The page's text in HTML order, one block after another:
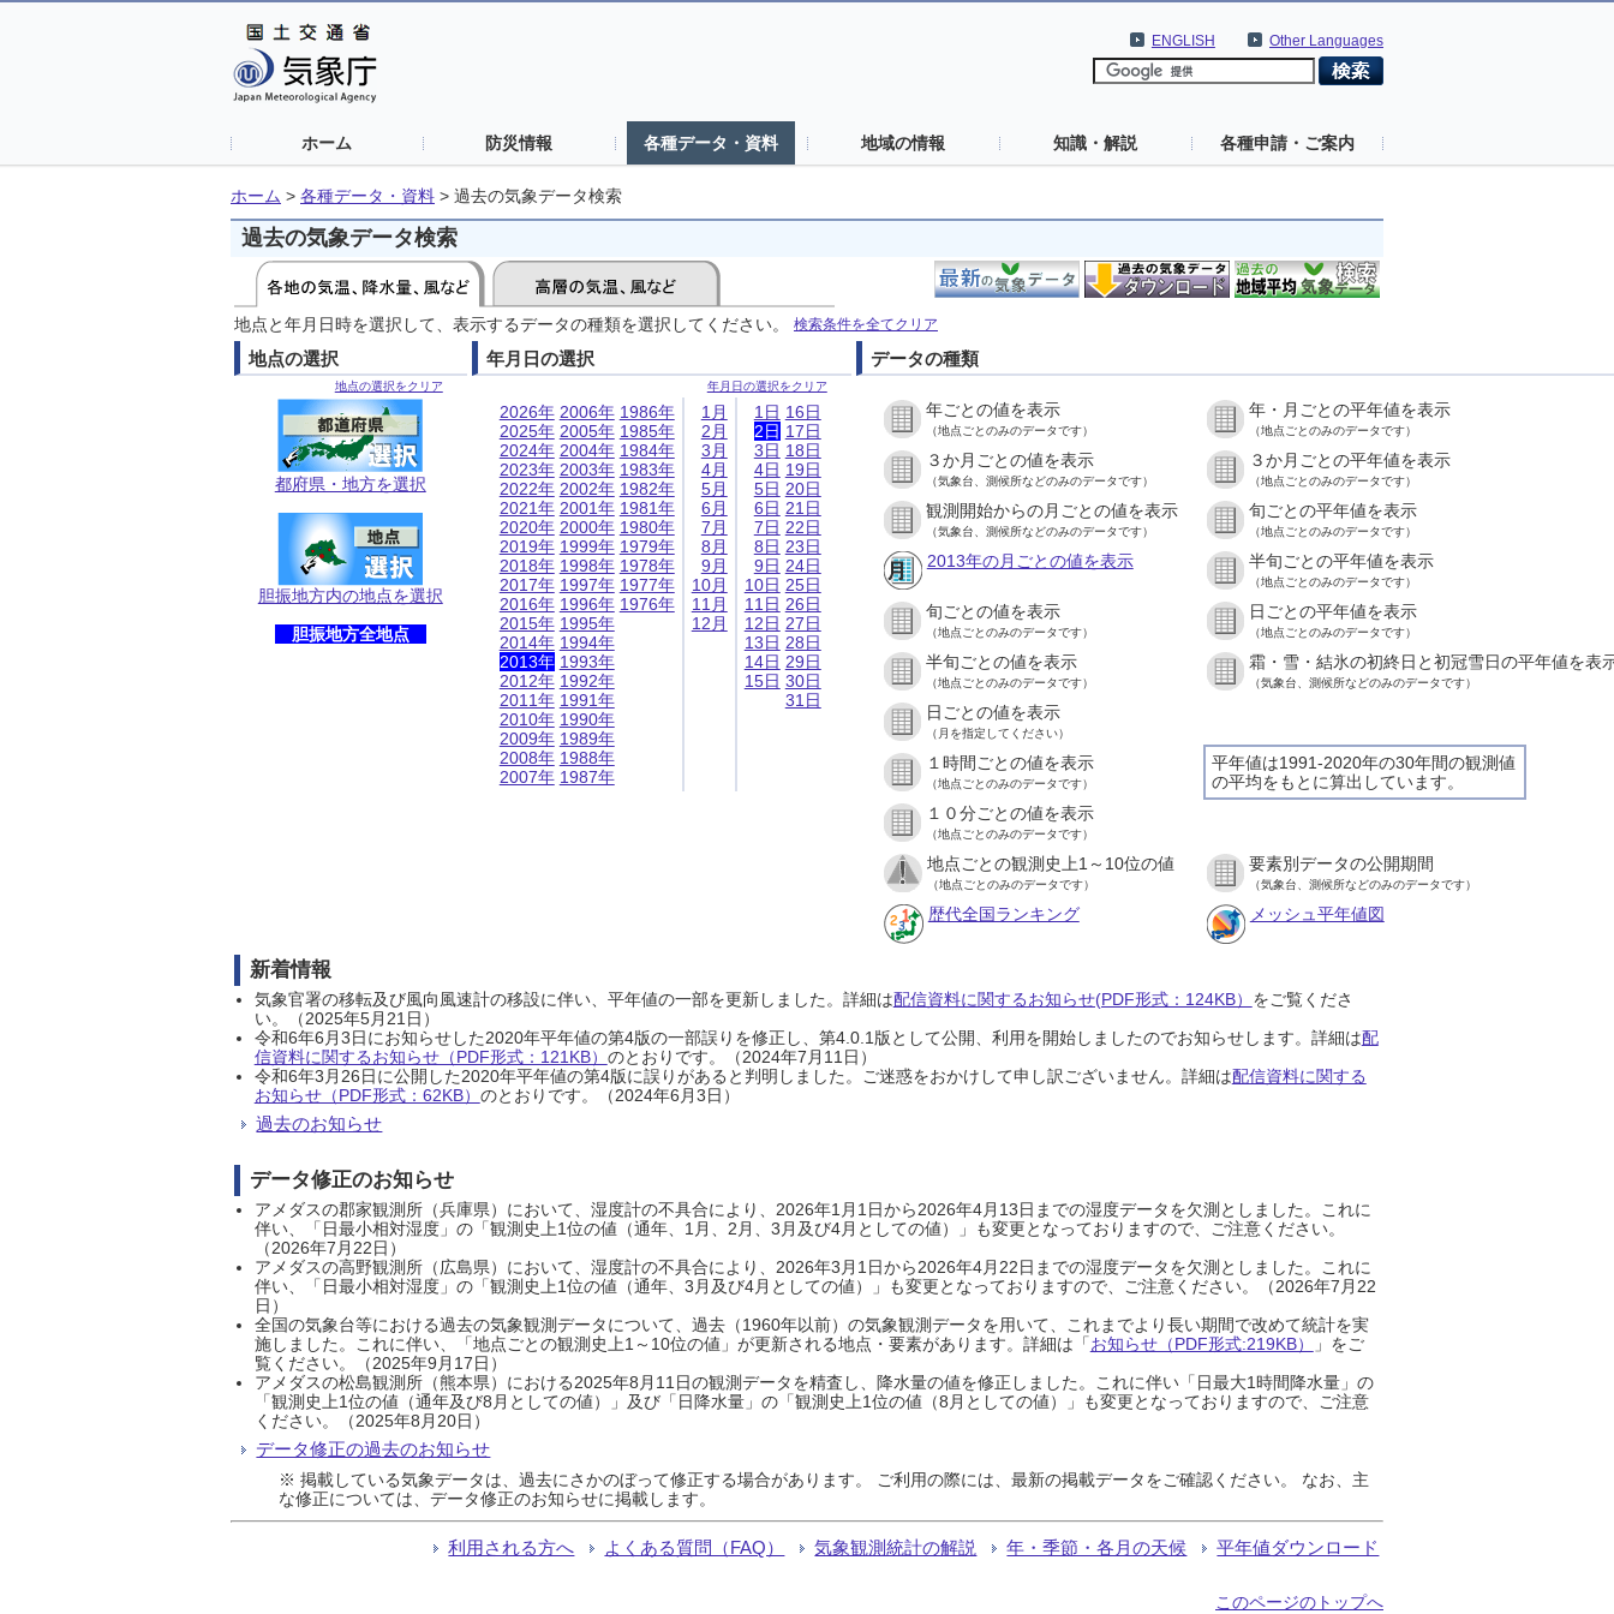
Other Languages
ENGLISH
ホーム 防災情報 各種データ・資料 地域の情報 知識・解説 各種申請・ご案内
ホーム > 各種データ・資料 > 過去の気象データ検索
過去の気象データ検索
地点と年月日時を選択して、表示するデータの種類を選択してください。 検索条件を全てクリア
地点の選択
地点の選択をクリア
都府県・地方を選択
胆振地方内の地点を選択
胆振地方全地点
年月日の選択
年月日の選択をクリア
2026年
2025年
2024年
2023年
2022年
2021年
2020年
2019年
2018年
2017年
2016年
2015年
2014年
2013年
2012年
2011年
2010年
2009年
2008年
2007年
2006年
2005年
2004年
2003年
2002年
2001年
2000年
1999年
1998年
1997年
1996年
1995年
1994年
1993年
1992年
1991年
1990年
1989年
1988年
1987年
1986年
1985年
1984年
1983年
1982年
1981年
1980年
1979年
1978年
1977年
1976年
1月
2月
3月
4月
5月
6月
7月
8月
9月
10月
11月
12月
1日
2日
3日
4日
5日
6日
7日
8日
9日
10日
11日
12日
13日
14日
15日
16日
17日
18日
19日
20日
21日
22日
23日
24日
25日
26日
27日
28日
29日
30日
31日
データの種類
年ごとの値を表示
（地点ごとのみのデータです）
年・月ごとの平年値を表示
（地点ごとのみのデータです）
３か月ごとの値を表示
（気象台、測候所などのみのデータです）
３か月ごとの平年値を表示
（地点ごとのみのデータです）
観測開始からの月ごとの値を表示
（気象台、測候所などのみのデータです）
旬ごとの平年値を表示
（地点ごとのみのデータです）
2013年の月ごとの値を表示 半旬ごとの平年値を表示
（地点ごとのみのデータです）
旬ごとの値を表示
（地点ごとのみのデータです）
日ごとの平年値を表示
（地点ごとのみのデータです）
半旬ごとの値を表示
（地点ごとのみのデータです）
霜・雪・結氷の初終日と初冠雪日の平年値を表
（気象台、測候所などのみのデータです）
日ごとの値を表示
（月を指定してください）
平年値は1991-2020年の30年間の観測値
の平均をもとに算出しています。
１時間ごとの値を表示
（地点ごとのみのデータです）
１０分ごとの値を表示
（地点ごとのみのデータです）
地点ごとの観測史上1～10位の値
（地点ごとのみのデータです）
要素別データの公開期間
（気象台、測候所などのみのデータです）
歴代全国ランキング メッシュ平年値図
新着情報
気象官署の移転及び風向風速計の移設に伴い、平年値の一部を更新しました。詳細は配信資料に関するお知らせ(PDF形式：124KB） をご覧くださ
い。（2025年5月21日）
令和6年6月3日にお知らせした2020年平年値の第4版の一部誤りを修正し、第4.0.1版として公開、利用を開始しましたのでお知らせします。詳細は配
信資料に関するお知らせ（PDF形式：121KB） のとおりです。（2024年7月11日）
令和6年3月26日に公開した2020年平年値の第4版に誤りがあると判明しました。ご迷惑をおかけして申し訳ございません。詳細は配信資料に関する
お知らせ（PDF形式：62KB） のとおりです。（2024年6月3日）
過去のお知らせ
データ修正のお知らせ
アメダスの郡家観測所（兵庫県）において、湿度計の不具合により、2026年1月1日から2026年4月13日までの湿度データを欠測としました。これに
伴い、「日最小相対湿度」の「観測史上1位の値（通年、1月、2月、3月及び4月としての値）」も変更となっておりますので、ご注意ください。
（2026年7月22日）
アメダスの高野観測所（広島県）において、湿度計の不具合により、2026年3月1日から2026年4月22日までの湿度データを欠測としました。これに
伴い、「日最小相対湿度」の「観測史上1位の値（通年、3月及び4月としての値）」も変更となっておりますので、ご注意ください。（2026年7月22
日）
全国の気象台等における過去の気象観測データについて、過去（1960年以前）の気象観測データを用いて、これまでより長い期間で改めて統計を実
施しました。これに伴い、「地点ごとの観測史上1～10位の値」が更新される地点・要素があります。詳細は「お知らせ（PDF形式:219KB）
」をご
覧ください。（2025年9月17日）
アメダスの松島観測所（熊本県）における2025年8月11日の観測データを精査し、降水量の値を修正しました。これに伴い「日最大1時間降水量」の
「観測史上1位の値（通年及び8月としての値）」及び「日降水量」の「観測史上1位の値（8月としての値）」も変更となっておりますので、ご注意
ください。（2025年8月20日）
データ修正の過去のお知らせ
※ 掲載している気象データは、過去にさかのぼって修正する場合があります。 ご利用の際には、最新の掲載データをご確認ください。 なお、主
な修正については、データ修正のお知らせに掲載します。
利用される方へ よくある質問（FAQ） 気象観測統計の解説 年・季節・各月の天候 平年値ダウンロード
このページのトップへ